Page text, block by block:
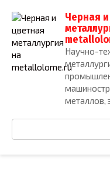
контенту
Черная
Научно-
металлов,